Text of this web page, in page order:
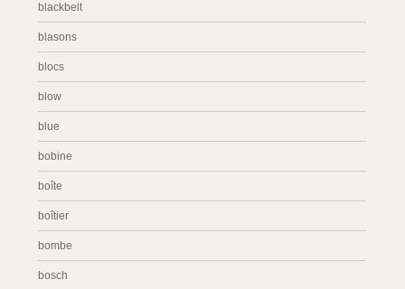
blackbelt
blasons
blocs
blow
blue
bobine
boîte
boîtier
bombe
bosch